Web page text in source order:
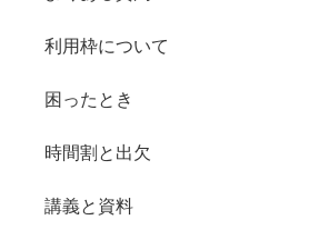
利用枠について
困ったとき
時間割と出欠
講義と資料